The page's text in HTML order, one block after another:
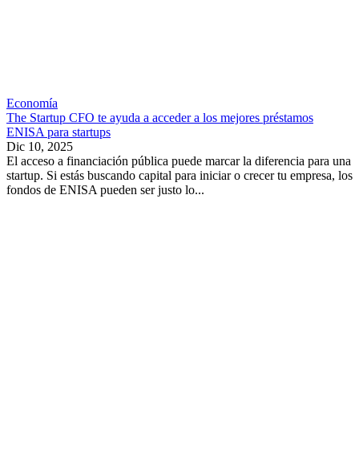
Economía
The Startup CFO te ayuda a acceder a los mejores préstamos
ENISA para startups
Dic 10, 2025
El acceso a financiación pública puede marcar la diferencia para una
startup. Si estás buscando capital para iniciar o crecer tu empresa, los
fondos de ENISA pueden ser justo lo...